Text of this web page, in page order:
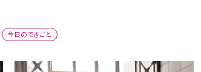
今日のできごと